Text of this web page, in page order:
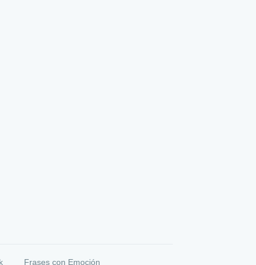
Frases con Emoción